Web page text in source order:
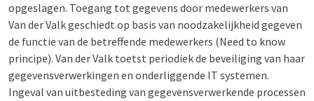
opgeslagen. Toegang tot gegevens door medewerkers van
Van der Valk geschiedt op basis van noodzakelijkheid gegeven
de functie van de betreffende medewerkers (Need to know
principe). Van der Valk toetst periodiek de beveiliging van haar
gegevensverwerkingen en onderliggende IT systemen.
Ingeval van uitbesteding van gegevensverwerkende processen